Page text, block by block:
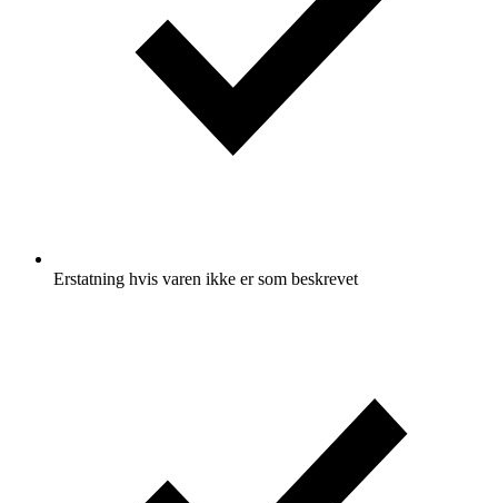
Erstatning hvis varen ikke er som beskrevet